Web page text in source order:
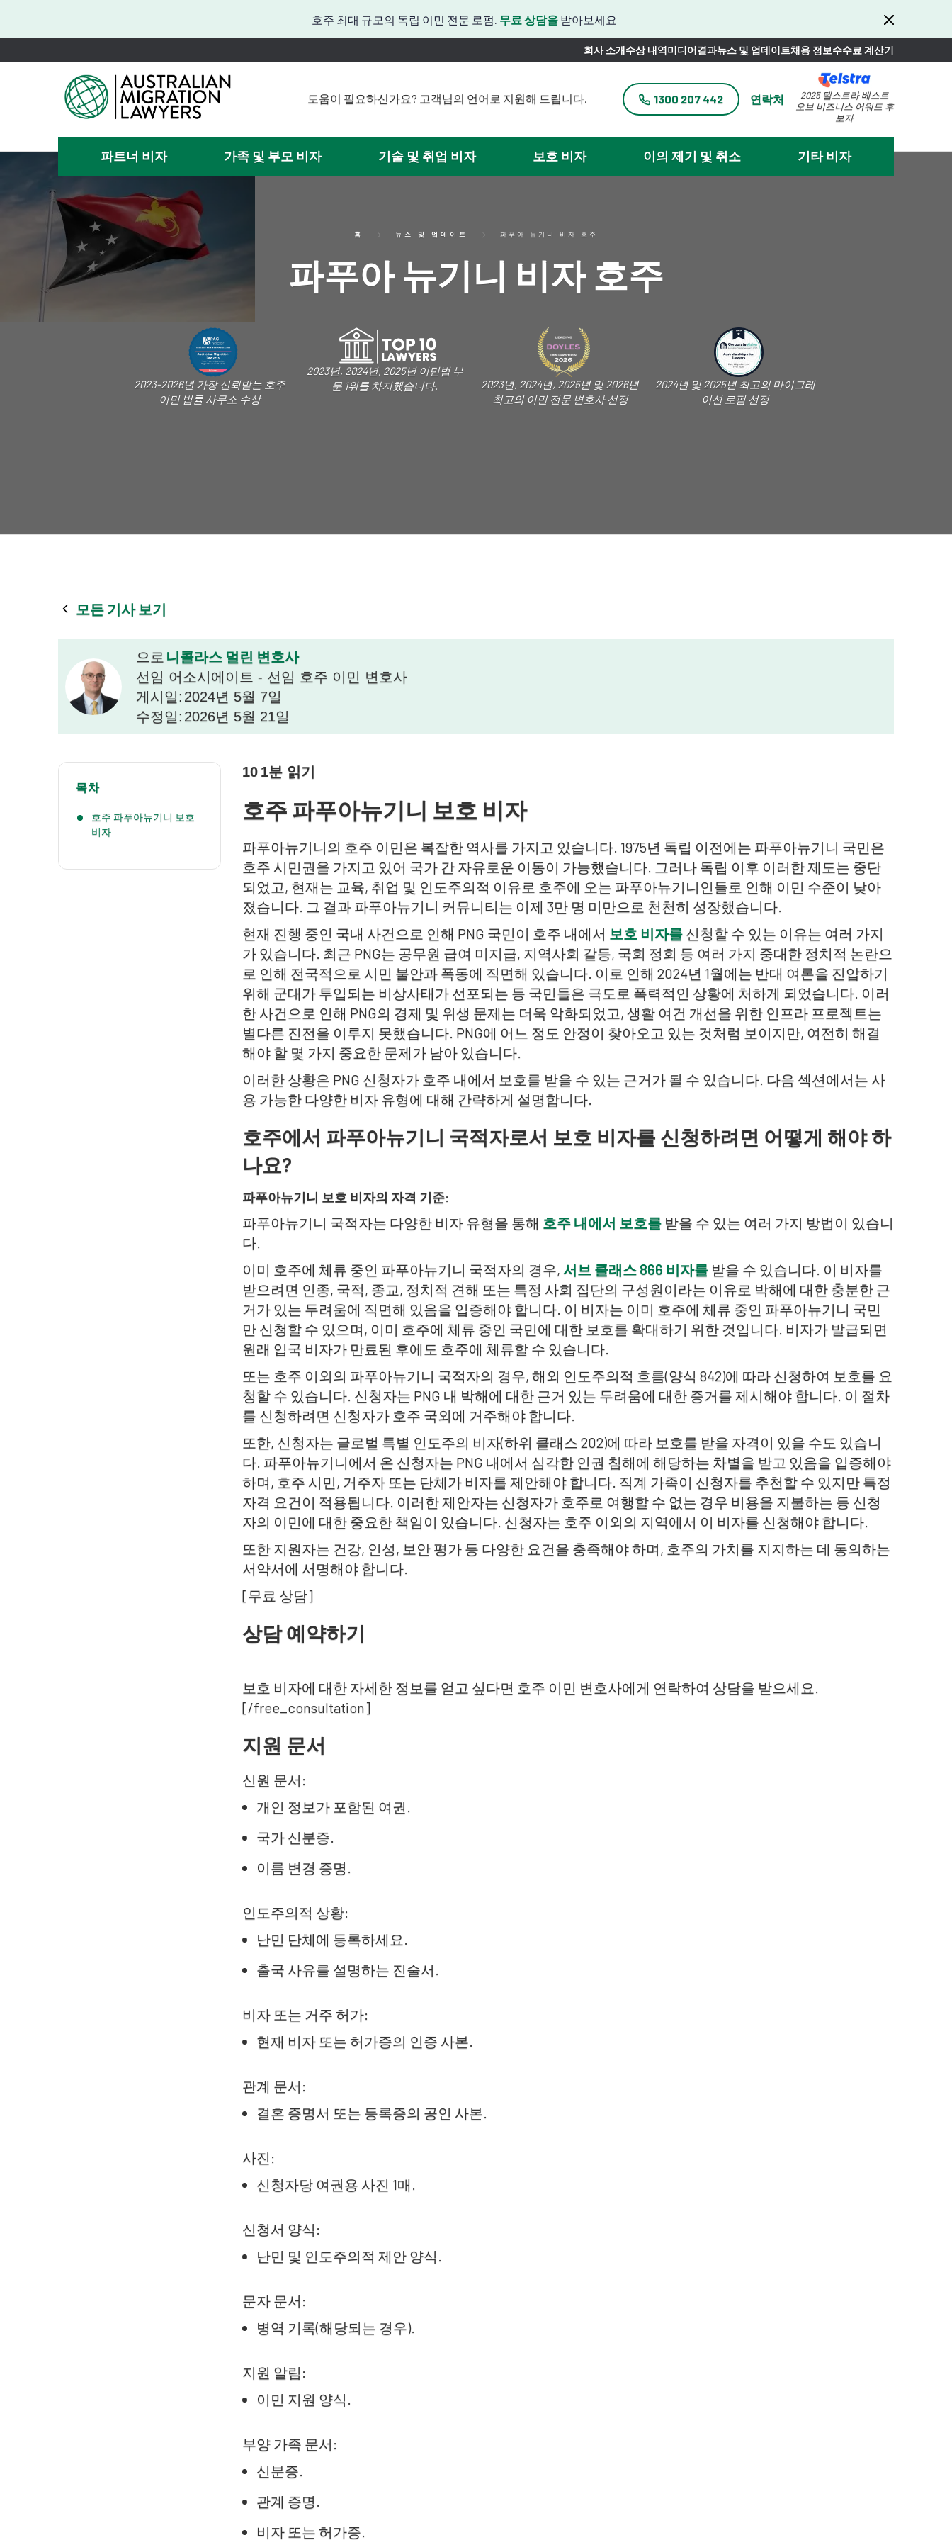
호주 최대 규모의 독립 이민 전문 로펌. 무료 상담을받아보세요
회사 소개수상 내역미디어결과뉴스 및 업데이트채용 정보수수료 계산기
도움이 필요하신가요? 고객님의 언어로 지원해 드립니다.
비자 관련 도움이 필요하신가요? 스페인어로 도와드릴 수 있습니다.
이곳에서는 베트남어를 지원합니다.
1300 207 442 연락처
2025 텔스트라 베스트
오브 비즈니스 어워드 후
보자
파트너 비자 가족 및 부모 비자 기술 및 취업 비자 보호 비자 이의 제기 및 취소 기타 비자
홈 뉴스 및 업데이트 파푸아 뉴기니 비자 호주
파푸아 뉴기니 비자 호주
2023-2026년 가장 신뢰받는 호주
이민 법률 사무소 수상
2023년, 2024년, 2025년 이민법 부
문 1위를 차지했습니다.
2023년, 2024년, 2025년 및 2026년
최고의 이민 전문 변호사 선정
2024년 및 2025년 최고의 마이그레
이션 로펌 선정
모든 기사 보기
으로 니콜라스 멀린 변호사
선임 어소시에이트 - 선임 호주 이민 변호사
게시일: 2024년 5월 7일
수정일: 2026년 5월 21일
목차
호주 파푸아뉴기니 보호
비자
10 1분 읽기
호주 파푸아뉴기니 보호 비자
파푸아뉴기니의 호주 이민은 복잡한 역사를 가지고 있습니다. 1975년 독립 이전에는 파푸아뉴기니 국민은
호주 시민권을 가지고 있어 국가 간 자유로운 이동이 가능했습니다. 그러나 독립 이후 이러한 제도는 중단
되었고, 현재는 교육, 취업 및 인도주의적 이유로 호주에 오는 파푸아뉴기니인들로 인해 이민 수준이 낮아
졌습니다. 그 결과 파푸아뉴기니 커뮤니티는 이제 3만 명 미만으로 천천히 성장했습니다.
현재 진행 중인 국내 사건으로 인해 PNG 국민이 호주 내에서 보호 비자를 신청할 수 있는 이유는 여러 가지
가 있습니다. 최근 PNG는 공무원 급여 미지급, 지역사회 갈등, 국회 정회 등 여러 가지 중대한 정치적 논란으
로 인해 전국적으로 시민 불안과 폭동에 직면해 있습니다. 이로 인해 2024년 1월에는 반대 여론을 진압하기
위해 군대가 투입되는 비상사태가 선포되는 등 국민들은 극도로 폭력적인 상황에 처하게 되었습니다. 이러
한 사건으로 인해 PNG의 경제 및 위생 문제는 더욱 악화되었고, 생활 여건 개선을 위한 인프라 프로젝트는
별다른 진전을 이루지 못했습니다. PNG에 어느 정도 안정이 찾아오고 있는 것처럼 보이지만, 여전히 해결
해야 할 몇 가지 중요한 문제가 남아 있습니다.
이러한 상황은 PNG 신청자가 호주 내에서 보호를 받을 수 있는 근거가 될 수 있습니다. 다음 섹션에서는 사
용 가능한 다양한 비자 유형에 대해 간략하게 설명합니다.
호주에서 파푸아뉴기니 국적자로서 보호 비자를 신청하려면 어떻게 해야 하
나요?
파푸아뉴기니 보호 비자의 자격 기준:
파푸아뉴기니 국적자는 다양한 비자 유형을 통해 호주 내에서 보호를 받을 수 있는 여러 가지 방법이 있습니
다.
이미 호주에 체류 중인 파푸아뉴기니 국적자의 경우, 서브 클래스 866 비자를 받을 수 있습니다. 이 비자를
받으려면 인종, 국적, 종교, 정치적 견해 또는 특정 사회 집단의 구성원이라는 이유로 박해에 대한 충분한 근
거가 있는 두려움에 직면해 있음을 입증해야 합니다. 이 비자는 이미 호주에 체류 중인 파푸아뉴기니 국민
만 신청할 수 있으며, 이미 호주에 체류 중인 국민에 대한 보호를 확대하기 위한 것입니다. 비자가 발급되면
원래 입국 비자가 만료된 후에도 호주에 체류할 수 있습니다.
또는 호주 이외의 파푸아뉴기니 국적자의 경우, 해외 인도주의적 흐름(양식 842)에 따라 신청하여 보호를 요
청할 수 있습니다. 신청자는 PNG 내 박해에 대한 근거 있는 두려움에 대한 증거를 제시해야 합니다. 이 절차
를 신청하려면 신청자가 호주 국외에 거주해야 합니다.
또한, 신청자는 글로벌 특별 인도주의 비자(하위 클래스 202)에 따라 보호를 받을 자격이 있을 수도 있습니
다. 파푸아뉴기니에서 온 신청자는 PNG 내에서 심각한 인권 침해에 해당하는 차별을 받고 있음을 입증해야
하며, 호주 시민, 거주자 또는 단체가 비자를 제안해야 합니다. 직계 가족이 신청자를 추천할 수 있지만 특정
자격 요건이 적용됩니다. 이러한 제안자는 신청자가 호주로 여행할 수 없는 경우 비용을 지불하는 등 신청
자의 이민에 대한 중요한 책임이 있습니다. 신청자는 호주 이외의 지역에서 이 비자를 신청해야 합니다.
또한 지원자는 건강, 인성, 보안 평가 등 다양한 요건을 충족해야 하며, 호주의 가치를 지지하는 데 동의하는
서약서에 서명해야 합니다.
[무료 상담]
상담 예약하기
보호 비자에 대한 자세한 정보를 얻고 싶다면 호주 이민 변호사에게 연락하여 상담을 받으세요.
[/free_consultation]
지원 문서
신원 문서:
개인 정보가 포함된 여권.
국가 신분증.
이름 변경 증명.
인도주의적 상황:
난민 단체에 등록하세요.
출국 사유를 설명하는 진술서.
비자 또는 거주 허가:
현재 비자 또는 허가증의 인증 사본.
관계 문서:
결혼 증명서 또는 등록증의 공인 사본.
사진:
신청자당 여권용 사진 1매.
신청서 양식:
난민 및 인도주의적 제안 양식.
문자 문서:
병역 기록(해당되는 경우).
지원 알림:
이민 지원 양식.
부양 가족 문서:
신분증.
관계 증명.
비자 또는 허가증.